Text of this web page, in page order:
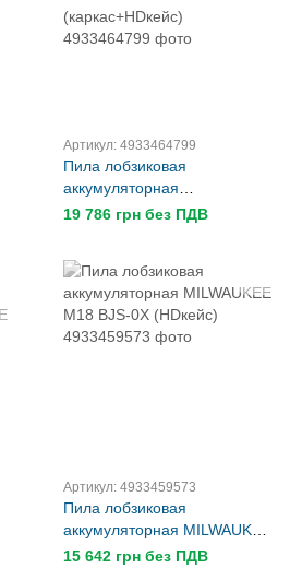
Артикул: 4933464799
Пила лобзиковая
аккумуляторная
бесщёточная MILWAUKEE
19 786 грн без ПДВ
Артикул: 4933459573
Пила лобзиковая
аккумуляторная MILWAUKEE
M18 BJS-0X (HDкейс)
15 642 грн без ПДВ